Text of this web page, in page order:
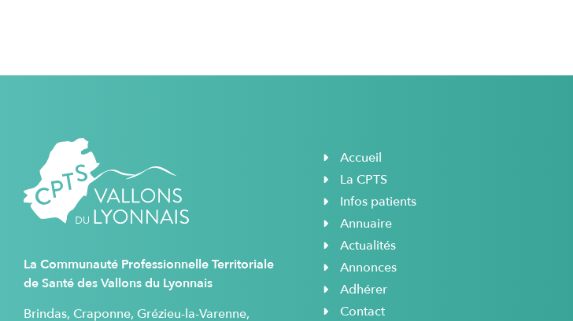
La Communauté Professionnelle Territoriale
de Santé des Vallons du Lyonnais
Brindas, Craponne, Grézieu-la-Varenne,
Accueil
La CPTS
Infos patients
Annuaire
Actualités
Annonces
Adhérer
Contact